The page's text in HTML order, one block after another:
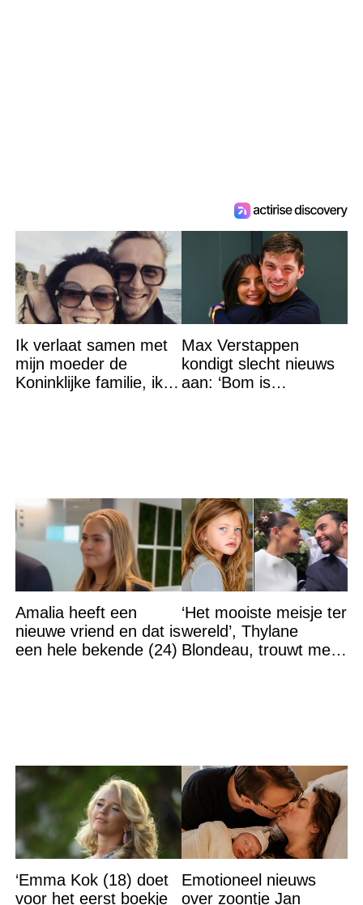
Ik verlaat samen met
mijn moeder de
Koninklijke familie, ik
Max Verstappen
kondigt slecht nieuws
aan: ‘Bom is
Amalia heeft een
nieuwe vriend en dat is
een hele bekende (24)
‘Het mooiste meisje ter
wereld’, Thylane
Blondeau, trouwt met
‘Emma Kok (18) doet
voor het eerst boekje
Emotioneel nieuws
over zoontje Jan